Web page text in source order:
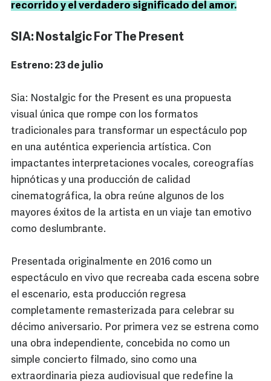
recorrido y el verdadero significado del amor.
SIA: Nostalgic For The Present
Estreno: 23 de julio
Sia: Nostalgic for the Present es una propuesta
visual única que rompe con los formatos
tradicionales para transformar un espectáculo pop
en una auténtica experiencia artística. Con
impactantes interpretaciones vocales, coreografías
hipnóticas y una producción de calidad
cinematográfica, la obra reúne algunos de los
mayores éxitos de la artista en un viaje tan emotivo
como deslumbrante.
Presentada originalmente en 2016 como un
espectáculo en vivo que recreaba cada escena sobre
el escenario, esta producción regresa
completamente remasterizada para celebrar su
décimo aniversario. Por primera vez se estrena como
una obra independiente, concebida no como un
simple concierto filmado, sino como una
extraordinaria pieza audiovisual que redefine la